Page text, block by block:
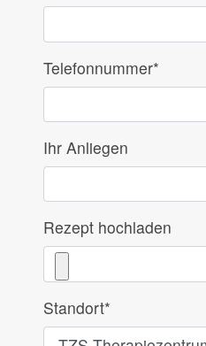
Telefonnummer*
Ihr Anliegen
Rezept hochladen
Standort*